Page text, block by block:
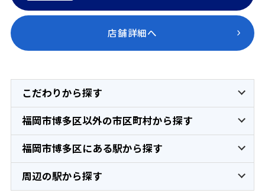
店舗詳細へ
こだわりから探す
福岡市博多区以外の市区町村から探す
福岡市博多区にある駅から探す
周辺の駅から探す